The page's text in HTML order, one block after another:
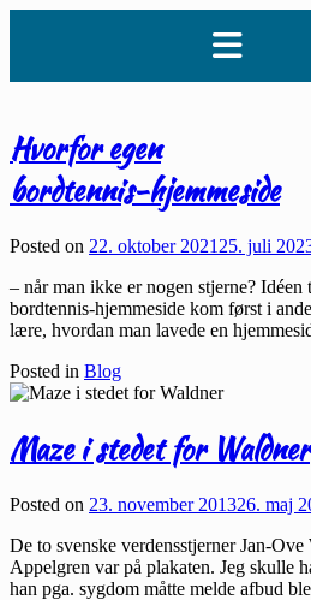
Hvorfor egen
bordtennis-hjemmeside
Posted on 22. oktober 2021 25. juli
– når man ikke er nogen stjerne?
bordtennis-hjemmeside kom først i
lære, hvordan man lavede en
Posted in Blog
Maze i stedet for Waldner
Posted on 23. november 201326. maj
De to svenske verdensstjerner Jan-
Appelgren var på plakaten. Jeg skulle
han pga. sygdom måtte melde afbud